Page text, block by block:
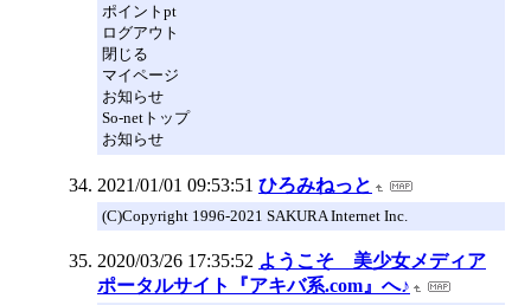
ポイントpt
ログアウト
閉じる
マイページ
お知らせ
So-netトップ
お知らせ
2021/01/01 09:53:51 ひろみねっと
(C)Copyright 1996-2021 SAKURA Internet Inc.
2020/03/26 17:35:52 ようこそ 美少女メディア
ポータルサイト『アキバ系.com』へ♪